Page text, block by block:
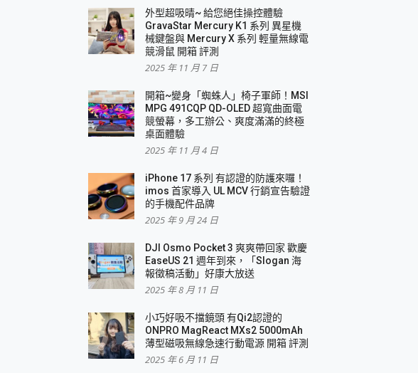
外型超吸晴~ 給您絕佳操控體驗
GravaStar Mercury K1 系列 異星機
械鍵盤與 Mercury X 系列 輕量無線電
競滑鼠 開箱 評測
2025 年 11 月 7 日
開箱~變身「蜘蛛人」椅子軍師！MSI
MPG 491CQP QD-OLED 超寬曲面電
競螢幕，多工辦公、爽度滿滿的終極
桌面體驗
2025 年 11 月 4 日
iPhone 17 系列 有認證的防護來囉！
imos 首家導入 UL MCV 行銷宣告驗證
的手機配件品牌
2025 年 9 月 24 日
DJI Osmo Pocket 3 爽爽帶回家 歡慶
EaseUS 21 週年到來，「Slogan 海
報徵稿活動」好康大放送
2025 年 8 月 11 日
小巧好吸不擋鏡頭 有Qi2認證的
ONPRO MagReact MXs2 5000mAh
薄型磁吸無線急速行動電源 開箱 評測
2025 年 6 月 11 日